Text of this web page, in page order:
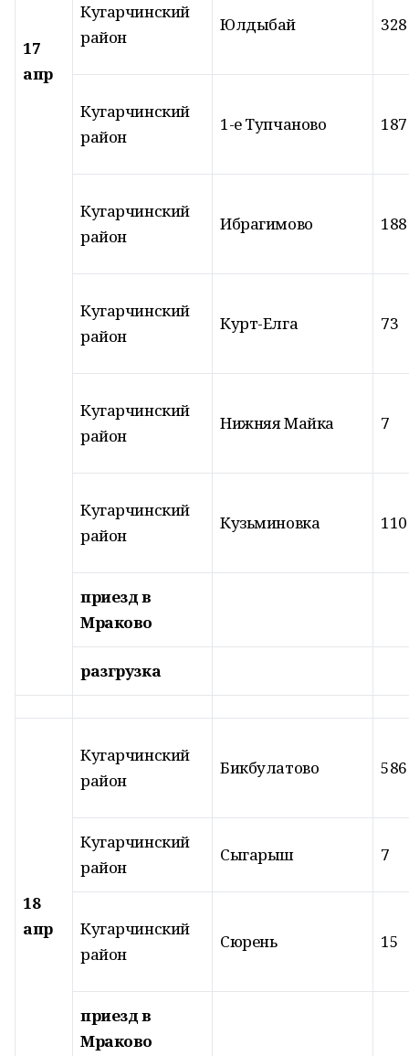
17
апр
Кугарчинский
район
Юлдыбай 328
Кугарчинский
район
1-е Тупчаново 187
Кугарчинский
район
Ибрагимово 188
Кугарчинский
район
Курт-Елга 73
Кугарчинский
район
Нижняя Майка 7
Кугарчинский
район
Кузьминовка 110
приезд в
Мраково
разгрузка
18
апр
Кугарчинский
район
Бикбулатово 586
Кугарчинский
район
Сыгарыш 7
Кугарчинский
район
Сюрень 15
приезд в
Мраково